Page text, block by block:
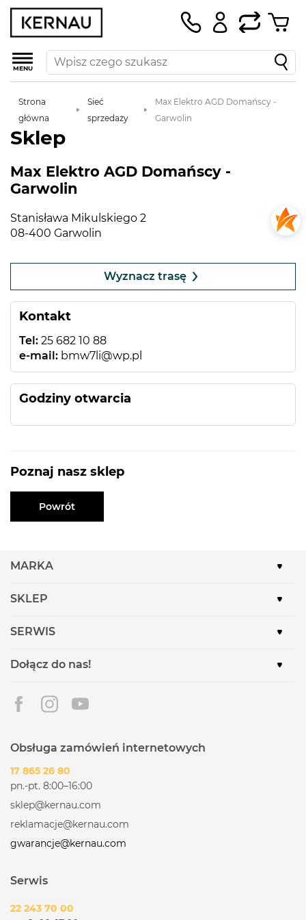
MENU
Strona
główna
Sieć
sprzedaży
Max Elektro AGD Domańscy -
Garwolin
Sklep
Max Elektro AGD Domańscy -
Garwolin
Stanisława Mikulskiego 2
08-400 Garwolin
Kontakt
Tel: 25 682 10 88
e-mail: bmw7li@wp.pl
Godziny otwarcia
−
Wyznacz trasę
Poznaj nasz sklep
Powrót
MARKA
SKLEP
SERWIS
Dołącz do nas!
Obsługa zamówień internetowych
17 865 26 80
pn.-pt. 8:00–16:00
sklep@kernau.com
reklamacje@kernau.com
gwarancje@kernau.com
Serwis
22 243 70 00